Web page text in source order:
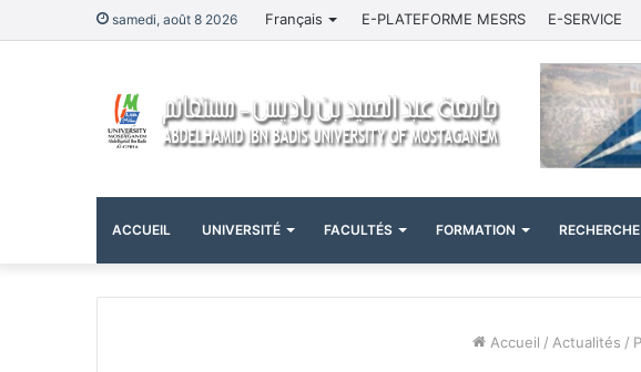
samedi, août 8 2026 Français E-PLATEFORME MESRS E-SERVICE
ACCUEIL UNIVERSITÉ FACULTÉS FORMATION RECHERCHE
Accueil / Actualités /